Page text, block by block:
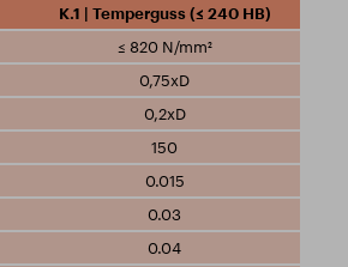
K.1 | Temperguss (≤ 240 HB)
≤ 820 N/mm²
0,75xD
0,2xD
150
0.015
0.03
0.04